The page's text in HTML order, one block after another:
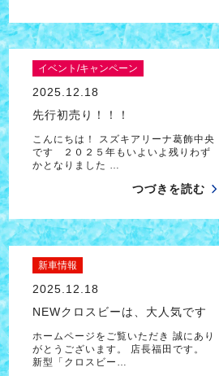
イベント/キャンペーン
2025.12.18
先行初売り！！！
こんにちは！ スズキアリーナ葛飾中央
です ２０２５年もいよいよ残りわず
かとなりました …
つづきを読む
新車情報
2025.12.18
NEWクロスビーは、大人気です
ホームページをご覧いただき 誠にあり
がとうございます。 店長福田です。
新型「クロスビー…